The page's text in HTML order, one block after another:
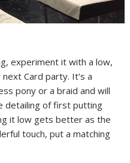
experiment it with a low,
Card party. It’s a
pony or a braid and will
detailing of first putting
it low gets better as the
touch, put a matching